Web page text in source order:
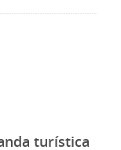
turística